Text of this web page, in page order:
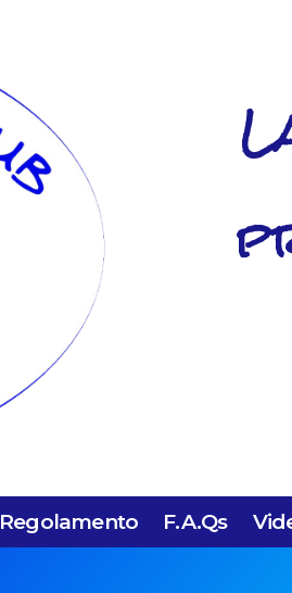
Regolamento F.A.Qs